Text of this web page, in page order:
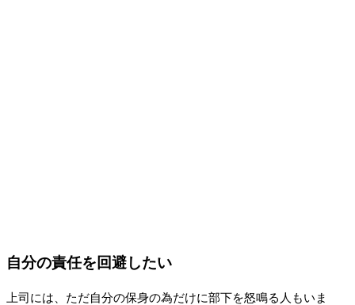
自分の責任を回避したい
上司には、ただ自分の保身の為だけに部下を怒鳴る人もいま